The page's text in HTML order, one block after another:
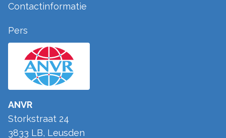
ANVR
Storkstraat 24
3833 LB, Leusden
Contactinformatie
Pers